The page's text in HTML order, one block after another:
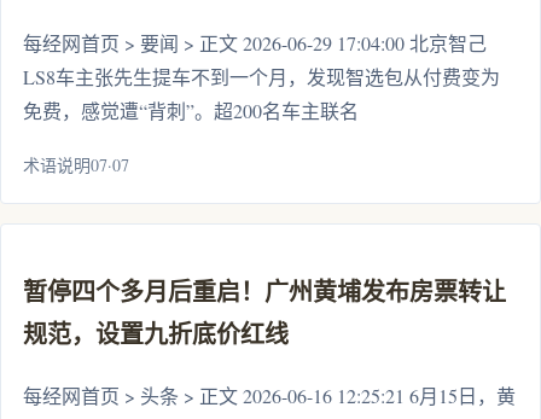
每经网首页 > 要闻 > 正文 2026-06-29 17:04:00 北京智己
LS8车主张先生提车不到一个月，发现智选包从付费变为
免费，感觉遭“背刺”。超200名车主联名
术语说明07·07
暂停四个多月后重启！广州黄埔发布房票转让
规范，设置九折底价红线
每经网首页 > 头条 > 正文 2026-06-16 12:25:21 6月15日，黄